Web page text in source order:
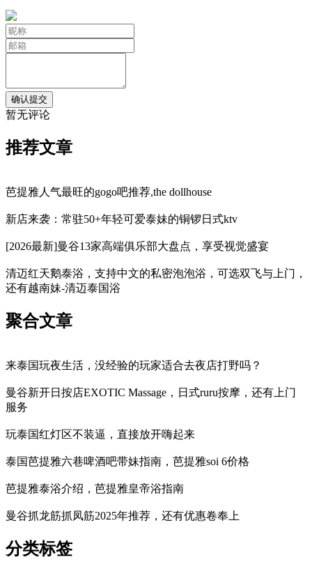
暂无评论
推荐文章
芭提雅人气最旺的gogo吧推荐,the dollhouse
新店来袭：常驻50+年轻可爱泰妹的铜锣日式ktv
[2026最新]曼谷13家高端俱乐部大盘点，享受视觉盛宴
清迈红天鹅泰浴，支持中文的私密泡泡浴，可选双飞与上门，
还有越南妹-清迈泰国浴
聚合文章
来泰国玩夜生活，没经验的玩家适合去夜店打野吗？
曼谷新开日按店EXOTIC Massage，日式ruru按摩，还有上门
服务
玩泰国红灯区不装逼，直接放开嗨起来
泰国芭提雅六巷啤酒吧带妹指南，芭提雅soi 6价格
芭提雅泰浴介绍，芭提雅皇帝浴指南
曼谷抓龙筋抓凤筋2025年推荐，还有优惠卷奉上
分类标签